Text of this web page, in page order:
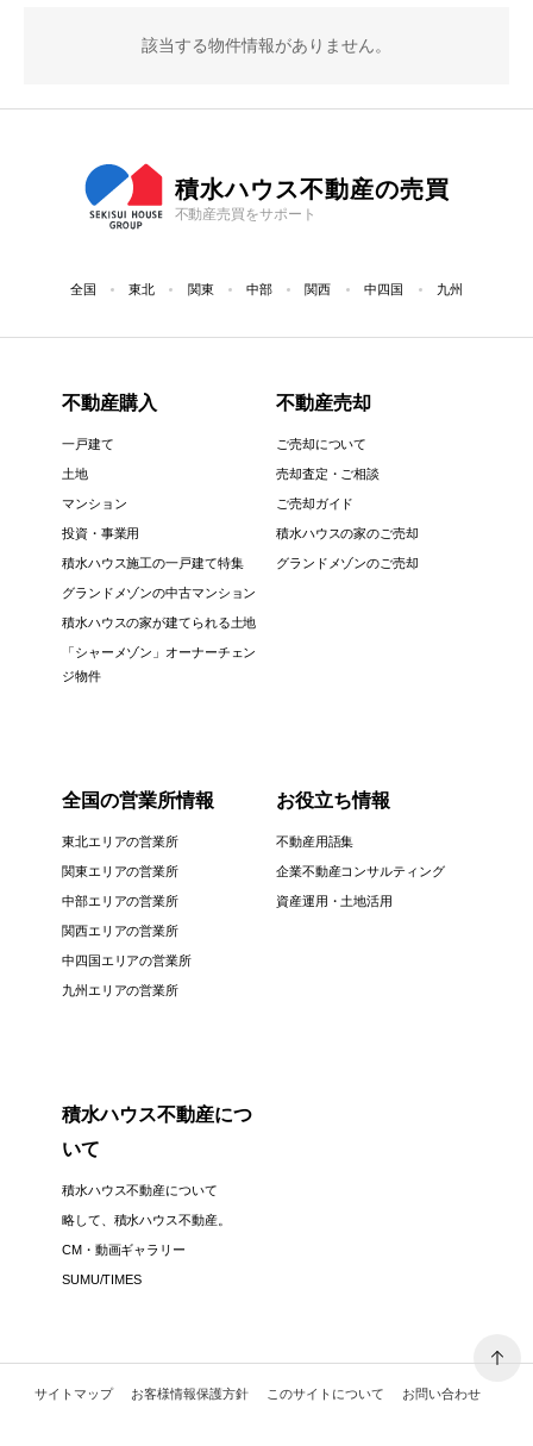
該当する物件情報がありません。
積水ハウス不動産の売買
不動産売買をサポート
全国 東北 関東 中部 関西 中四国 九州
不動産購入
一戸建て
土地
マンション
投資・事業用
積水ハウス施工の一戸建て特集
グランドメゾンの中古マンション
積水ハウスの家が建てられる土地
「シャーメゾン」オーナーチェン
ジ物件
不動産売却
ご売却について
売却査定・ご相談
ご売却ガイド
積水ハウスの家のご売却
グランドメゾンのご売却
全国の営業所情報
東北エリアの営業所
関東エリアの営業所
中部エリアの営業所
関西エリアの営業所
中四国エリアの営業所
九州エリアの営業所
お役立ち情報
不動産用語集
企業不動産コンサルティング
資産運用・土地活用
積水ハウス不動産につ
いて
積水ハウス不動産について
略して、積水ハウス不動産。
CM・動画ギャラリー
SUMU/TIMES
サイトマップ お客様情報保護方針 このサイトについて お問い合わせ